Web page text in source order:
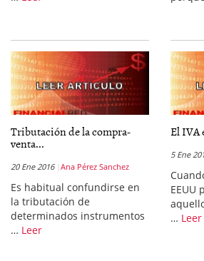
Tributación de la compra-
venta...
20 Ene 2016 Ana Pérez Sanchez
Es habitual confundirse en
la tributación de
determinados instrumentos
… Leer
El IVA
5 Ene
EEUU
… Leer